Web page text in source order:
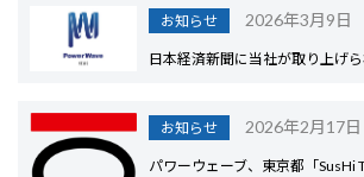
お知らせ 2026年3月9日
日本経済新聞に当社が取り上げ
お知らせ 2026年2月17日
パワーウェーブ、東京都「SusHi